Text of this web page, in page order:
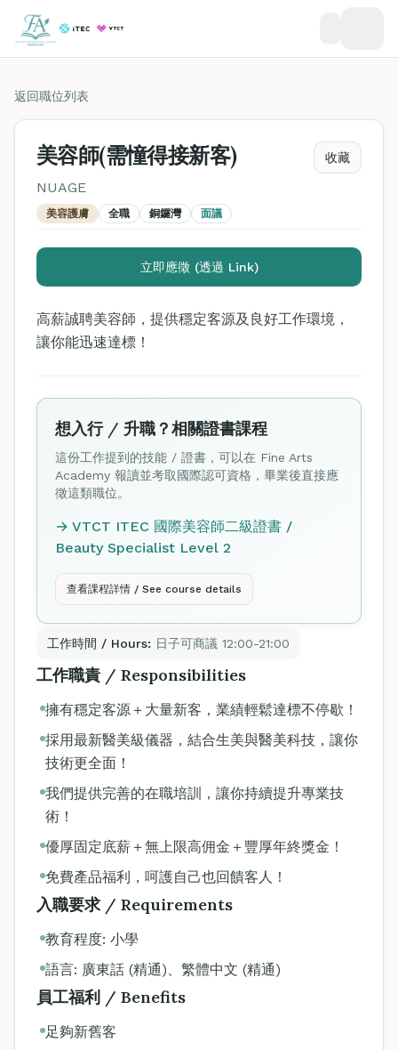
返回職位列表
美容師(需憧得接新客)
NUAGE
收藏
美容護膚 全職 銅鑼灣 面議
立即應徵 (透過 Link)
高薪誠聘美容師，提供穩定客源及良好工作環境，
讓你能迅速達標！
想入行 / 升職？相關證書課程
這份工作提到的技能 / 證書，可以在 Fine Arts
Academy 報讀並考取國際認可資格，畢業後直接應
徵這類職位。
→ VTCT ITEC 國際美容師二級證書 /
Beauty Specialist Level 2
查看課程詳情 / See course details
工作時間 / Hours: 日子可商議 12:00-21:00
工作職責 / Responsibilities
擁有穩定客源＋大量新客，業績輕鬆達標不停歇！
採用最新醫美級儀器，結合生美與醫美科技，讓你
技術更全面！
我們提供完善的在職培訓，讓你持續提升專業技
術！
優厚固定底薪＋無上限高佣金＋豐厚年終獎金！
免費產品福利，呵護自己也回饋客人！
入職要求 / Requirements
教育程度: 小學
語言: 廣東話 (精通)、繁體中文 (精通)
員工福利 / Benefits
足夠新舊客